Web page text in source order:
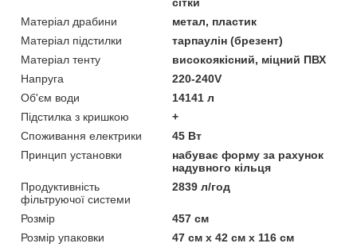
Матеріал драбини
метал, пластик
Матеріал підстилки
тарпаулін (брезент)
Матеріал тенту
високоякісний, міцний ПВХ
Напруга
220-240V
Об'єм води
14141 л
Підстилка з кришкою
+
Споживання електрики
45 Вт
Принцип установки
набуває форму за рахунок
надувного кільця
Продуктивність
фільтруючої системи
2839 л/год
Розмір
457 см
Розмір упаковки
47 см х 42 см х 116 см